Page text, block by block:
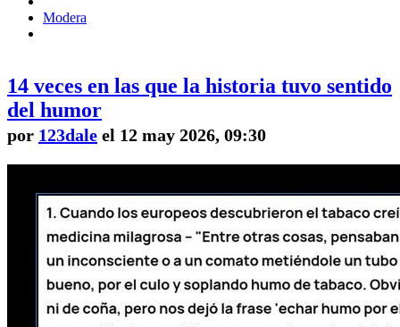
Modera
14 veces en las que la historia tuvo sentido
del humor
por 123dale el 12 may 2026, 09:30